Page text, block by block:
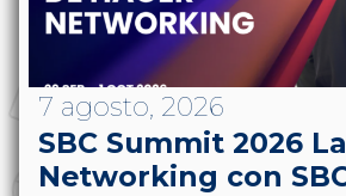
7 agosto, 2026
SBC Summit 2026
Networking con